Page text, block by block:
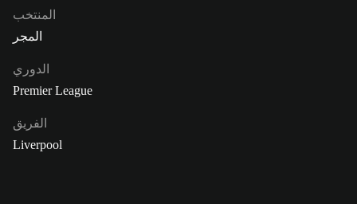
المنتخب
المجر
الدوري
Premier League
الفريق
Liverpool